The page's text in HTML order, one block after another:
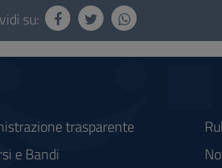
su:
trasparente
e Bandi